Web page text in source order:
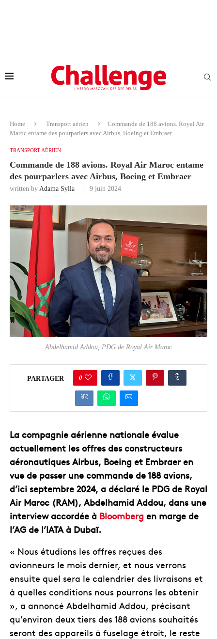
Home Transport aérien
Commande de 188 avions. Royal Air
Maroc entame des pourparlers avec Airbus, Boeing et Embraer
TRANSPORT AÉRIEN
Commande de 188 avions. Royal Air Maroc entame
des pourparlers avec Airbus, Boeing et Embraer
written by Adama Sylla 9 juin 2024
Abdelhamid Addou, PDG de Royal Air Maroc
PARTAGER 0
La compagnie aérienne nationale évalue
actuellement les offres des constructeurs
aéronautiques Airbus, Boeing et Embraer en
vue de passer une commande de 188 avions,
d’ici septembre 2024, a déclaré le PDG de Royal
Air Maroc (RAM), Abdelhamid Addou, dans une
interview accordée à Bloomberg en marge de
l’AG de l’IATA à Dubaï.
« Nous étudions les offres reçues des
avionneurs le mois dernier, et nous verrons
ensuite quel sera le calendrier des livraisons et
à quelles conditions nous pourrons les obtenir
», a annoncé Abdelhamid Addou, précisant
qu’environ deux tiers des 188 avions souhaités
seront des appareils à fuselage étroit, le reste